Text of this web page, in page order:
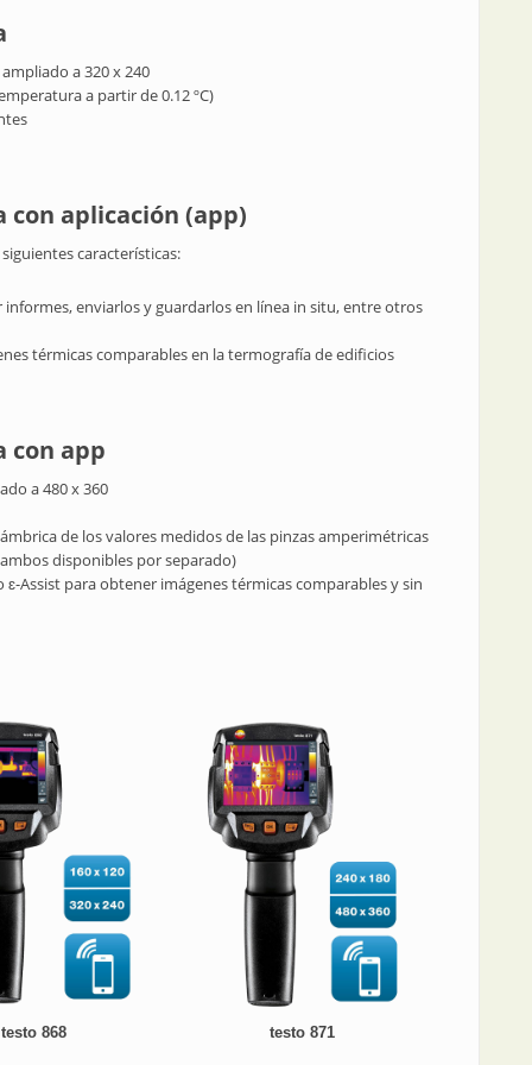
a 320 x 240
a partir de 0.12 ºC)
aplicación (app)
características:
enviarlos y guardarlos en línea in situ, entre otros
térmicas comparables en la termografía de edificios
con app
a 480 x 360
de los valores medidos de las pinzas amperimétricas
disponibles por separado)
Assist para obtener imágenes térmicas comparables y sin
testo 868 testo 871